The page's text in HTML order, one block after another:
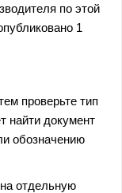
по этой
1
проверьте тип
найти документ
обозначению
отдельную